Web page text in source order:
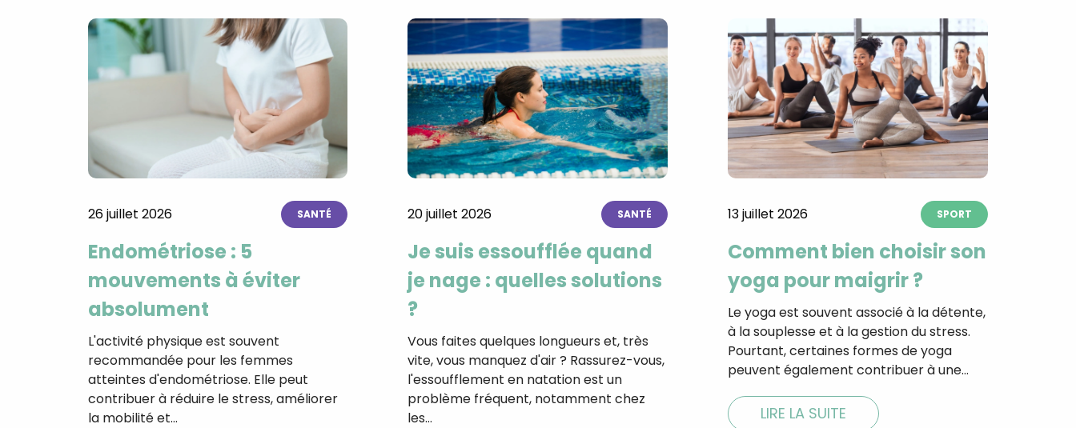
26 juillet 2026 SANTÉ
Endométriose : 5
mouvements à éviter
absolument
L'activité physique est souvent
recommandée pour les femmes
atteintes d'endométriose. Elle peut
contribuer à réduire le stress, améliorer
la mobilité et…
20 juillet 2026 SANTÉ
Je suis essoufflée quand
je nage : quelles solutions
?
Vous faites quelques longueurs et, très
vite, vous manquez d'air ? Rassurez-vous,
l'essoufflement en natation est un
problème fréquent, notamment chez
les…
13 juillet 2026 SPORT
Comment bien choisir son
yoga pour maigrir ?
Le yoga est souvent associé à la détente,
à la souplesse et à la gestion du stress.
Pourtant, certaines formes de yoga
peuvent également contribuer à une…
LIRE LA SUITE